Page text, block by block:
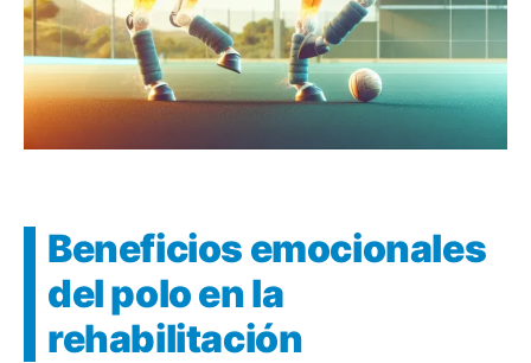
Beneficios emocionales
del polo en la
rehabilitación